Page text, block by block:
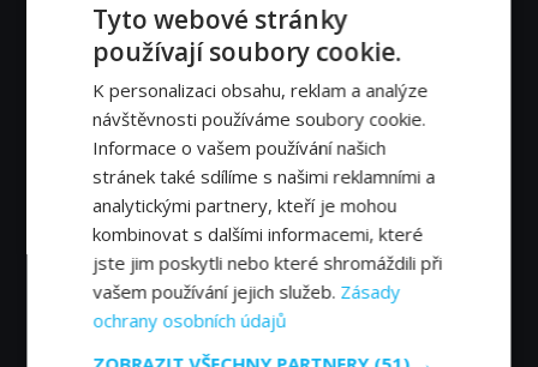
Tyto webové stránky
používají soubory cookie.
K personalizaci obsahu, reklam a analýze
návštěvnosti používáme soubory cookie.
Informace o vašem používání našich
stránek také sdílíme s našimi reklamními a
analytickými partnery, kteří je mohou
kombinovat s dalšími informacemi, které
jste jim poskytli nebo které shromáždili při
vašem používání jejich služeb. Zásady
ochrany osobních údajů